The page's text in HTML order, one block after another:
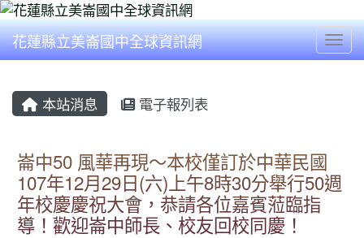
花蓮縣立美崙國中全球資訊網
本站消息 電子報列表
崙中50 風華再現〜本校僅訂於中華民國
107年12月29日(六)上午8時30分舉行50週
年校慶慶祝大會，恭請各位嘉賓蒞臨指
導！歡迎崙中師長、校友回校同慶！